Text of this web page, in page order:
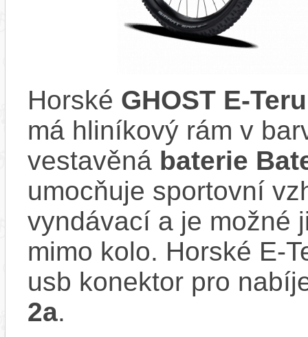
Horské GHOST E-
má hliníkový rám v
vestavěná baterie
umocňuje sportovní
vyndávací a je možné
mimo kolo. Horské E-
usb konektor pro
2a.